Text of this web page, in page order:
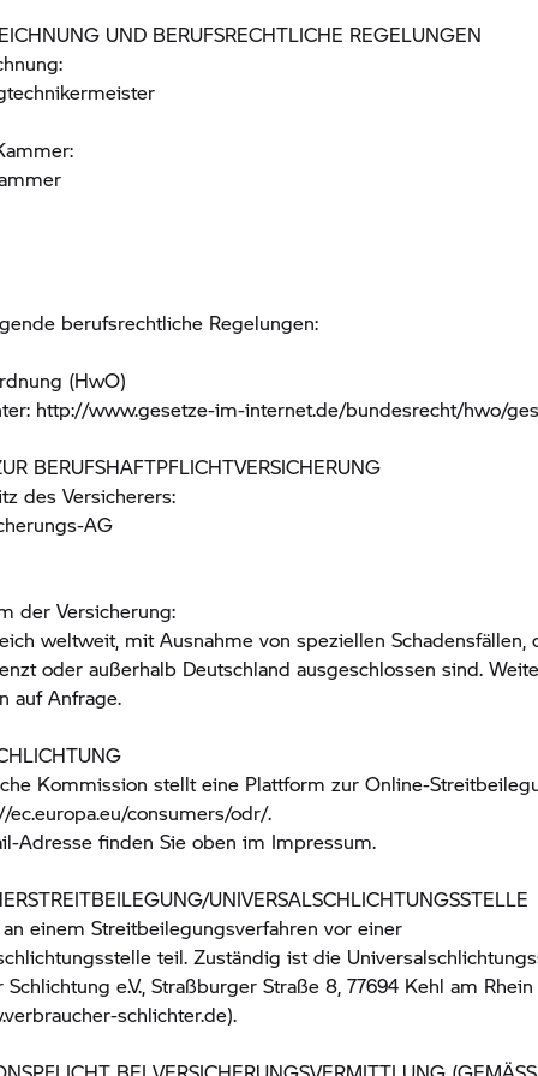
UND BERUFSRECHTLICHE REGELUNGEN
berufsrechtliche Regelungen:
(HwO)
http://www.gesetze-im-internet.de/bundesrecht/hwo/
BERUFS­HAFTPFLICHT­VERSICHERUNG
des Versicherers:
AG
der Versicherung:
weltweit, mit Ausnahme von speziellen Schadensfällen,
oder außerhalb Deutschland ausgeschlossen sind.
auf Anfrage.
Kommission stellt eine Plattform zur Online-
ec.europa.eu/consumers/odr/.
Adresse finden Sie oben im Impressum.
UNIVERSAL­SCHLICHTUNGS­STELLE
einem Streitbeilegungsverfahren vor einer
teil. Zuständig ist die
e.V., Straßburger Straße 8, 77694 Kehl am Rhein
schlichter.de).